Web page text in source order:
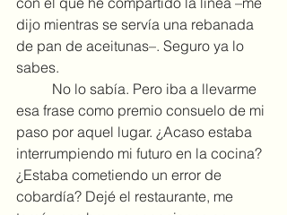
dijo mientras se servía una rebanada
de pan de aceitunas–. Seguro ya lo
sabes.
esa frase como premio consuelo de mi
paso por aquel lugar. ¿Acaso estaba
interrumpiendo mi futuro en la cocina?
¿Estaba cometiendo un error de
cobardía? Dejé el restaurante, me